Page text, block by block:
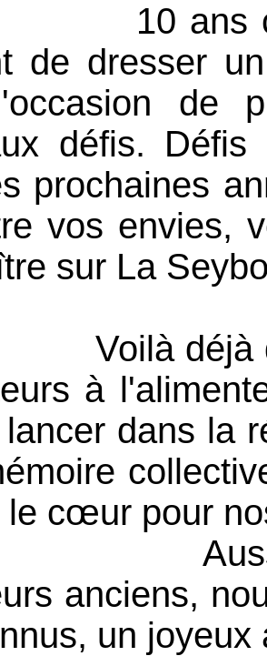
ce n'est
de dresser
de
défis.
prochaines
vos envies,
sur La
déjà dix
à
dans la
le cœur pour
je
anciens,
un